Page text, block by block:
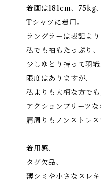
着画は181cm、75kg、
Tシャツに着用。
ラングラーは表記よ
私でも袖もたっぷり、
少しゆとり持って羽織
限度はありますが、
私よりも大柄な方でも
アクションプリーツな
肩周りもノンストレス
着用感、
タグ欠品、
薄シミや小さなスレキ